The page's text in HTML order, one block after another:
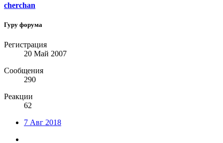
cherchan
Гуру форума
Регистрация
20 Май 2007
Сообщения
290
Реакции
62
7 Авг 2018